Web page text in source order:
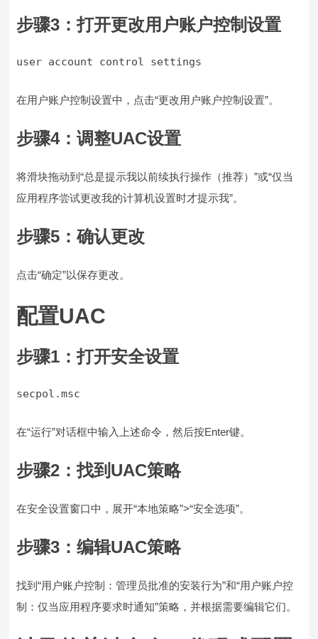
步骤3：打开更改用户账户控制设置
user account control settings
在用户账户控制设置中，点击“更改用户账户控制设置”。
步骤4：调整UAC设置
将滑块拖动到“总是提示我以前续执行操作（推荐）”或“仅当
应用程序尝试更改我的计算机设置时才提示我”。
步骤5：确认更改
点击“确定”以保存更改。
配置UAC
步骤1：打开安全设置
secpol.msc
在“运行”对话框中输入上述命令，然后按Enter键。
步骤2：找到UAC策略
在安全设置窗口中，展开“本地策略”>“安全选项”。
步骤3：编辑UAC策略
找到“用户账户控制：管理员批准的安装行为”和“用户账户控
制：仅当应用程序要求时通知”策略，并根据需要编辑它们。